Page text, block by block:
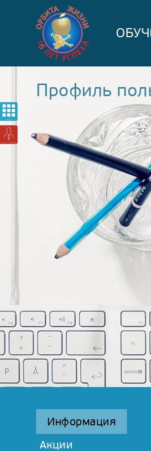
Профиль
Информация
Акции
МЕНЮ
МОЯ СТРАНИЦА